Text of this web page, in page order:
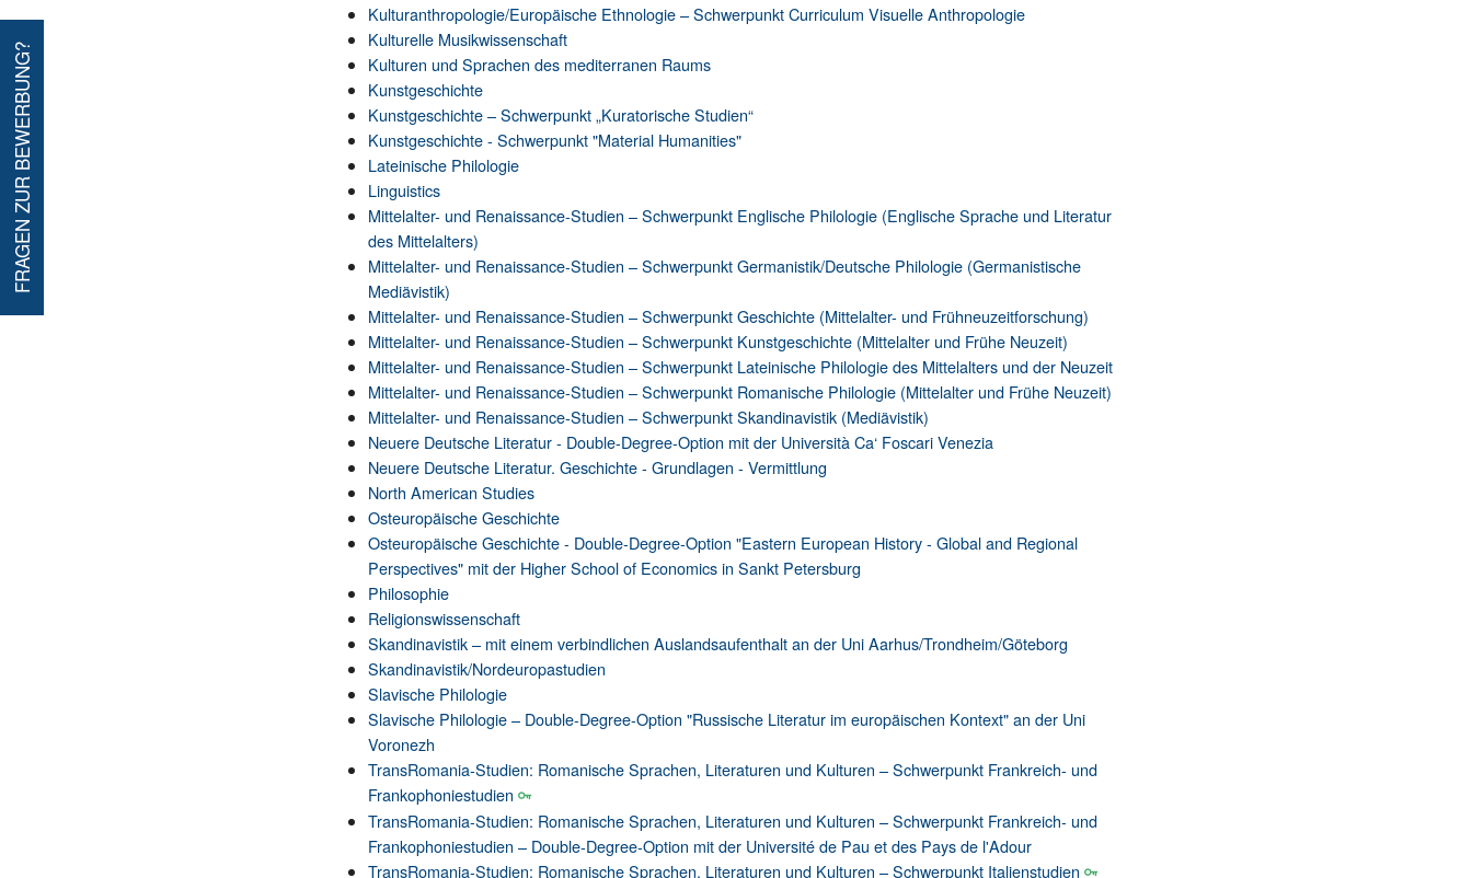
Kulturanthropologie/Europäische Ethnologie – Schwerpunkt Curriculum Visuelle Anthropologie
Kulturelle Musikwissenschaft
Kulturen und Sprachen des mediterranen Raums
Kunstgeschichte
Kunstgeschichte – Schwerpunkt „Kuratorische Studien“
Kunstgeschichte - Schwerpunkt "Material Humanities"
Lateinische Philologie
Linguistics
Mittelalter- und Renaissance-Studien – Schwerpunkt Englische Philologie (Englische Sprache und Literatur
des Mittelalters)
Mittelalter- und Renaissance-Studien – Schwerpunkt Germanistik/Deutsche Philologie (Germanistische
Mediävistik)
Mittelalter- und Renaissance-Studien – Schwerpunkt Geschichte (Mittelalter- und Frühneuzeitforschung)
Mittelalter- und Renaissance-Studien – Schwerpunkt Kunstgeschichte (Mittelalter und Frühe Neuzeit)
Mittelalter- und Renaissance-Studien – Schwerpunkt Lateinische Philologie des Mittelalters und der Neuzeit
Mittelalter- und Renaissance-Studien – Schwerpunkt Romanische Philologie (Mittelalter und Frühe Neuzeit)
Mittelalter- und Renaissance-Studien – Schwerpunkt Skandinavistik (Mediävistik)
Neuere Deutsche Literatur - Double-Degree-Option mit der Università Ca‘ Foscari Venezia
Neuere Deutsche Literatur. Geschichte - Grundlagen - Vermittlung
North American Studies
Osteuropäische Geschichte
Osteuropäische Geschichte - Double-Degree-Option "Eastern European History - Global and Regional
Perspectives" mit der Higher School of Economics in Sankt Petersburg
Philosophie
Religionswissenschaft
Skandinavistik – mit einem verbindlichen Auslandsaufenthalt an der Uni Aarhus/Trondheim/Göteborg
Skandinavistik/Nordeuropastudien
Slavische Philologie
Slavische Philologie – Double-Degree-Option "Russische Literatur im europäischen Kontext" an der Uni
Voronezh
TransRomania-Studien: Romanische Sprachen, Literaturen und Kulturen – Schwerpunkt Frankreich- und
Frankophoniestudien
TransRomania-Studien: Romanische Sprachen, Literaturen und Kulturen – Schwerpunkt Frankreich- und
Frankophoniestudien – Double-Degree-Option mit der Université de Pau et des Pays de l'Adour
TransRomania-Studien: Romanische Sprachen, Literaturen und Kulturen – Schwerpunkt Italienstudien
FRAGEN ZUR BEWERBUNG?